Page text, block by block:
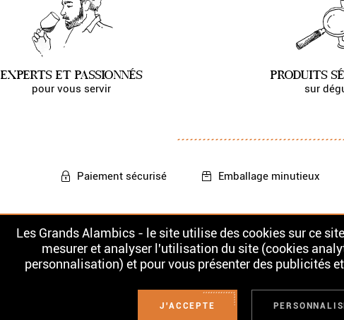
EXPERTS ET PASSIONNÉS
pour vous servir
PRODUITS
sur
Paiement sécurisé Emballage minutieux
Nos Rhums
Les Grands Alambics - le site utilise des cookies sur ce
mesurer et analyser l'utilisation du site (cookies
personnalisation) et pour vous présenter des publicités
J'ACCEPTE
L'ABUS D'ALCOOL EST DANGEREUX POUR LA SANTÉ. À CONSOMMER